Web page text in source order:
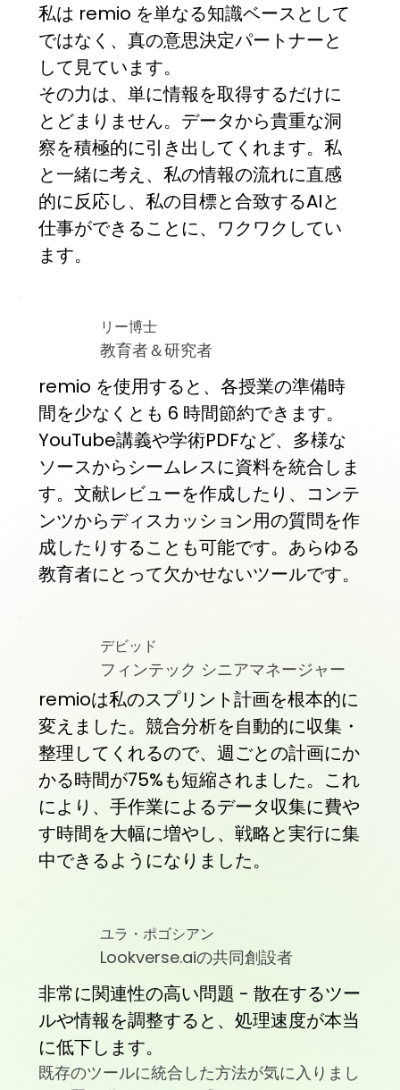
リー博士
教育者＆研究者
remio を使用すると、各授業の準備時
間を少なくとも 6 時間節約できます。
YouTube講義や学術PDFなど、多様な
ソースからシームレスに資料を統合しま
す。文献レビューを作成したり、コンテ
ンツからディスカッション用の質問を作
成したりすることも可能です。あらゆる
教育者にとって欠かせないツールです。
私は remio を単なる知識ベースとして
ではなく、真の意思決定パートナーと
して見ています。
その力は、単に情報を取得するだけに
とどまりません。データから貴重な洞
察を積極的に引き出してくれます。私
と一緒に考え、私の情報の流れに直感
的に反応し、私の目標と合致するAIと
仕事ができることに、ワクワクしてい
ます。
デビッド
フィンテック シニアマネージャー
remioは私のスプリント計画を根本的に
変えました。競合分析を自動的に収集・
整理してくれるので、週ごとの計画にか
かる時間が75%も短縮されました。これ
により、手作業によるデータ収集に費や
す時間を大幅に増やし、戦略と実行に集
中できるようになりました。
ユラ・ポゴシアン
Lookverse.aiの共同創設者
非常に関連性の高い問題 - 散在するツー
ルや情報を調整すると、処理速度が本当
に低下します。
既存のツールに統合した方法が気に入りまし